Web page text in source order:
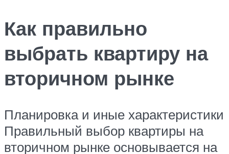
Как правильно
выбрать квартиру на
вторичном рынке
Планировка и иные характеристики
Правильный выбор квартиры на
вторичном рынке основывается на